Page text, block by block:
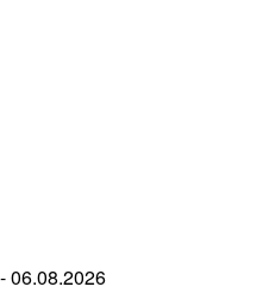
06.08.2026